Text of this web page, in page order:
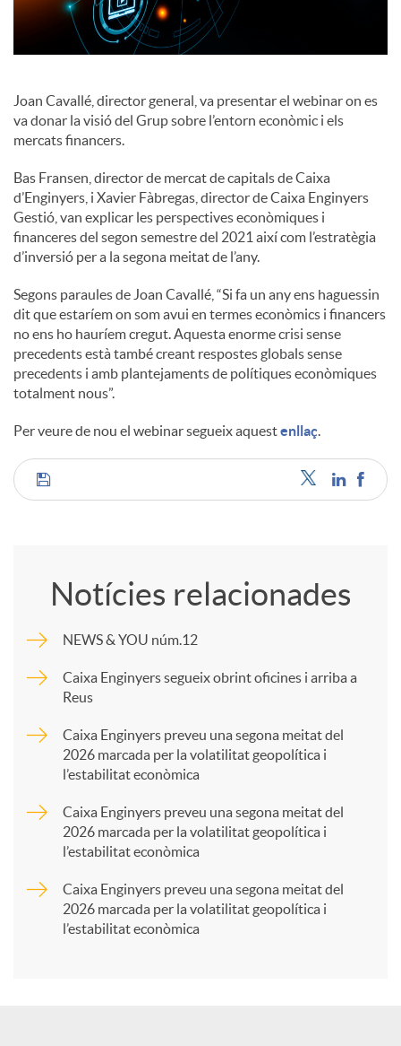
Joan Cavallé, director general, va presentar el webinar on es
va donar la visió del Grup sobre l’entorn econòmic i els
mercats financers.
Bas Fransen, director de mercat de capitals de Caixa
d’Enginyers, i Xavier Fàbregas, director de Caixa Enginyers
Gestió, van explicar les perspectives econòmiques i
financeres del segon semestre del 2021 així com l’estratègia
d’inversió per a la segona meitat de l’any.
Segons paraules de Joan Cavallé, “Si fa un any ens haguessin
dit que estaríem on som avui en termes econòmics i financers
no ens ho hauríem cregut. Aquesta enorme crisi sense
precedents està també creant respostes globals sense
precedents i amb plantejaments de polítiques econòmiques
totalment nous”.
Per veure de nou el webinar segueix aquestenllaç.
C
p
a
Notícies relacionades
NEWS & YOU núm.12
Caixa Enginyers segueix obrint oficines i arriba a
Reus
Caixa Enginyers preveu una segona meitat del
2026 marcada per la volatilitat geopolítica i
l’estabilitat econòmica
Caixa Enginyers preveu una segona meitat del
2026 marcada per la volatilitat geopolítica i
l’estabilitat econòmica
Caixa Enginyers preveu una segona meitat del
2026 marcada per la volatilitat geopolítica i
l’estabilitat econòmica